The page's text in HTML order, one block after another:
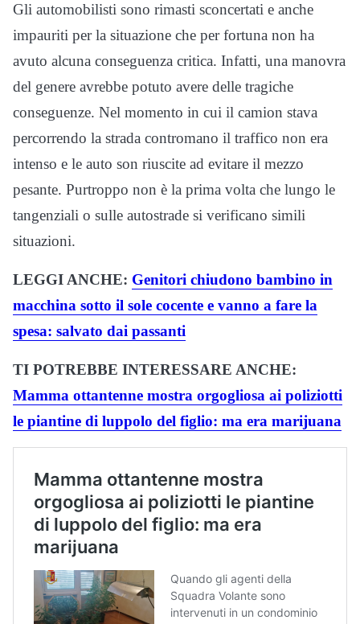
Gli automobilisti sono rimasti sconcertati e anche
impauriti per la situazione che per fortuna non ha
avuto alcuna conseguenza critica. Infatti, una manovra
del genere avrebbe potuto avere delle tragiche
conseguenze. Nel momento in cui il camion stava
percorrendo la strada contromano il traffico non era
intenso e le auto son riuscite ad evitare il mezzo
pesante. Purtroppo non è la prima volta che lungo le
tangenziali o sulle autostrade si verificano simili
situazioni.
LEGGI ANCHE: Genitori chiudono bambino in
macchina sotto il sole cocente e vanno a fare la
spesa: salvato dai passanti
TI POTREBBE INTERESSARE ANCHE:
Mamma ottantenne mostra orgogliosa ai poliziotti
le piantine di luppolo del figlio: ma era marijuana